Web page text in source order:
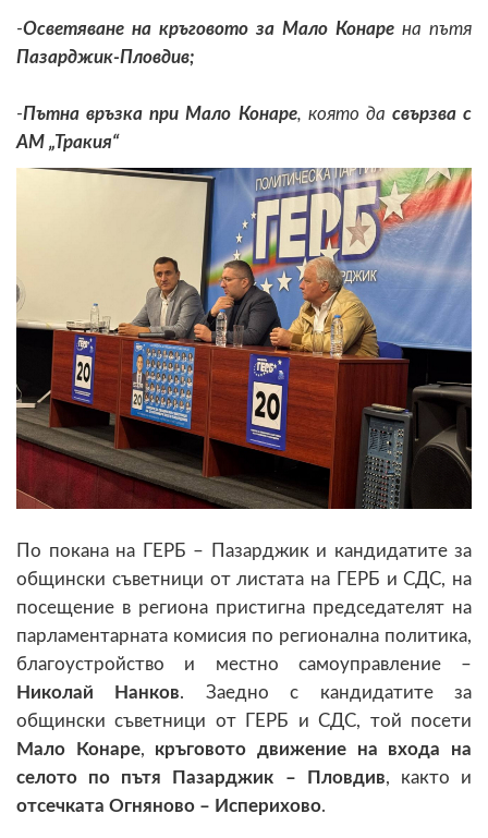
-Осветяване на кръговото за Мало Конаре на пътя
Пазарджик-Пловдив;
-Пътна връзка при Мало Конаре, която да свързва с
АМ „Тракия“
По покана на ГЕРБ – Пазарджик и кандидатите за
общински съветници от листата на ГЕРБ и СДС, на
посещение в региона пристигна председателят на
парламентарната комисия по регионална политика,
благоустройство и местно самоуправление –
Николай Нанков. Заедно с кандидатите за
общински съветници от ГЕРБ и СДС, той посети
Мало Конаре, кръговото движение на входа на
селото по пътя Пазарджик – Пловдив, както и
отсечката Огняново – Исперихово.